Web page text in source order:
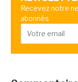
Recevez notre
abonnés